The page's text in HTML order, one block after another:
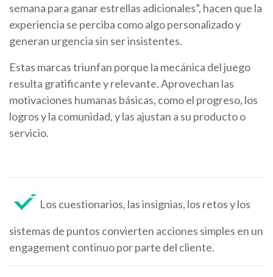
semana para ganar estrellas adicionales”, hacen que la
experiencia se perciba como algo personalizado y
generan urgencia sin ser insistentes.
Estas marcas triunfan porque la mecánica del juego
resulta gratificante y relevante. Aprovechan las
motivaciones humanas básicas, como el progreso, los
logros y la comunidad, y las ajustan a su producto o
servicio.
Los cuestionarios, las insignias, los retos y los
sistemas de puntos convierten acciones simples en un
engagement continuo por parte del cliente.